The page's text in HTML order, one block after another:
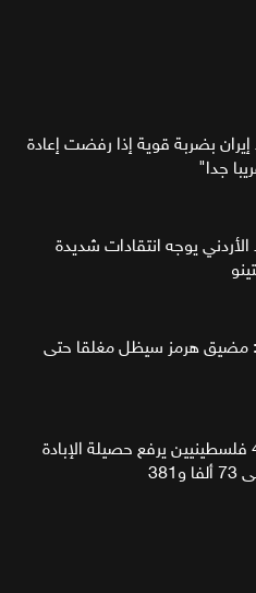
بضربة قوية إذا رفضت إعادة
جدا"
الأردني يوجه انتقادات شديدة
مضيق هرمز سيظل مغلقا حتى
غزة.. مقتل 4 فلسطينيين يرفع حصيلة الإبادة